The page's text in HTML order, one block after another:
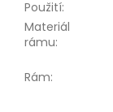
Použití:
Materiál
rámu:
Rám: